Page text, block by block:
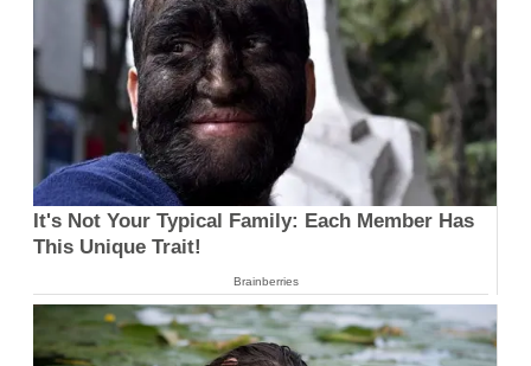
It's Not Your Typical Family: Each Member Has
This Unique Trait!
Brainberries